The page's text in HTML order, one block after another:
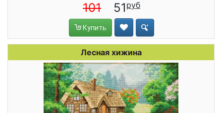
101 51
Купить
Лесная хижина